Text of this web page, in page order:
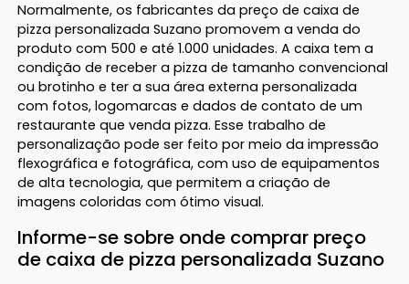
Normalmente, os fabricantes da preço de caixa de
pizza personalizada Suzano promovem a venda do
produto com 500 e até 1.000 unidades. A caixa tem a
condição de receber a pizza de tamanho convencional
ou brotinho e ter a sua área externa personalizada
com fotos, logomarcas e dados de contato de um
restaurante que venda pizza. Esse trabalho de
personalização pode ser feito por meio da impressão
flexográfica e fotográfica, com uso de equipamentos
de alta tecnologia, que permitem a criação de
imagens coloridas com ótimo visual.
Informe-se sobre onde comprar preço
de caixa de pizza personalizada Suzano